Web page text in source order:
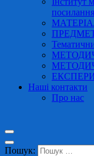
Наші контакти
Про нас
Пошук: